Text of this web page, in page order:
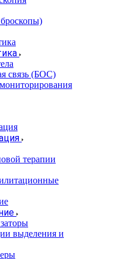
связь (БОС)
терапии
выделения и